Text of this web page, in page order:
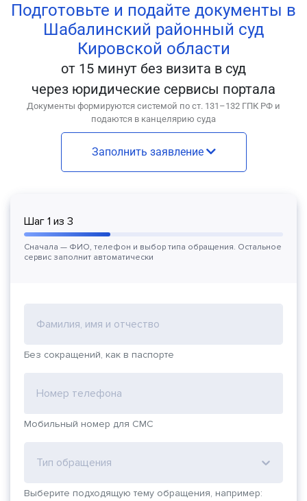
Подготовьте и подайте документы в
Шабалинский районный суд
Кировской области
от 15 минут без визита в суд
через юридические сервисы портала
Документы формируются системой по ст. 131–132 ГПК РФ и
подаются в канцелярию суда
Заполнить заявление
Шаг 1 из 3
Сначала — ФИО, телефон и выбор типа обращения. Остальное
сервис заполнит автоматически
Фамилия, имя и отчество
Без сокращений, как в паспорте
Номер телефона
Мобильный номер для СМС
Тип обращения
Выберите подходящую тему обращения, например: